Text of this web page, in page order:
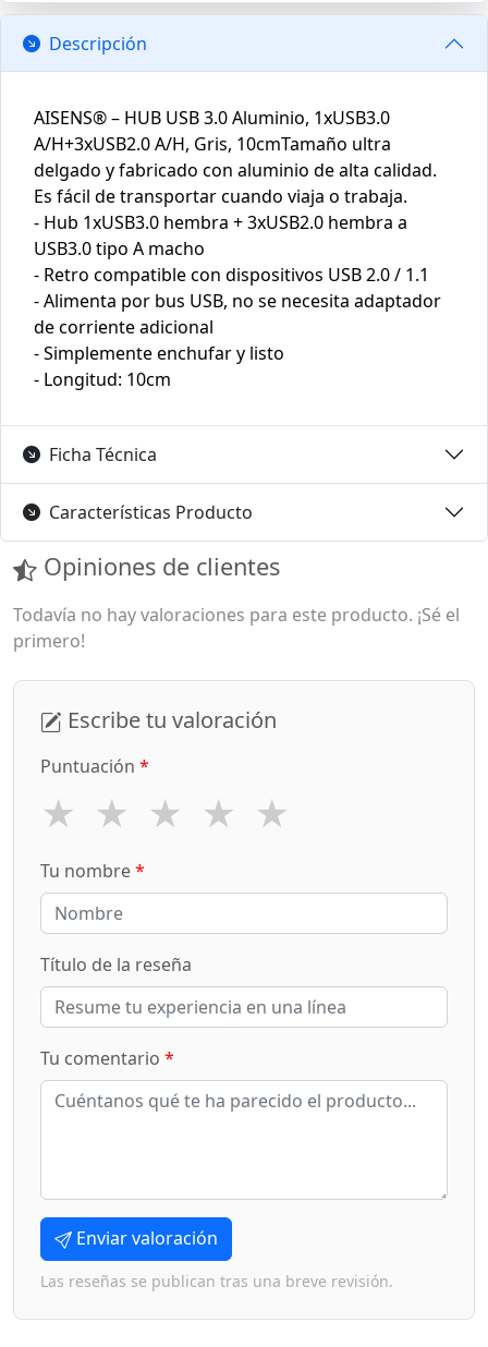
Descripción
AISENS® – HUB USB 3.0 Aluminio, 1xUSB3.0
A/H+3xUSB2.0 A/H, Gris, 10cmTamaño ultra
delgado y fabricado con aluminio de alta calidad.
Es fácil de transportar cuando viaja o trabaja.
- Hub 1xUSB3.0 hembra + 3xUSB2.0 hembra a
USB3.0 tipo A macho
- Retro compatible con dispositivos USB 2.0 / 1.1
- Alimenta por bus USB, no se necesita adaptador
de corriente adicional
- Simplemente enchufar y listo
- Longitud: 10cm
Ficha Técnica
Características Producto
Opiniones de clientes
Todavía no hay valoraciones para este producto. ¡Sé el
primero!
Escribe tu valoración
Puntuación *
★ ★ ★ ★ ★
Tu nombre*
Título de la reseña
Tu comentario *
Enviar valoración
Las reseñas se publican tras una breve revisión.